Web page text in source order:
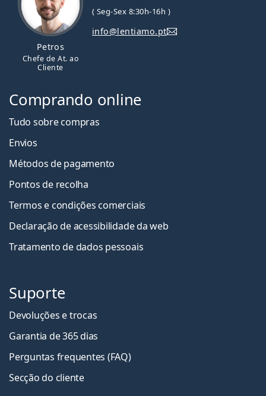
Petros
Chefe de At. ao
Cliente
( Seg-Sex 8:30h-16h )
info@lentiamo.pt
Comprando online
Tudo sobre compras
Envios
Métodos de pagamento
Pontos de recolha
Termos e condições comerciais
Declaração de acessibilidade da web
Tratamento de dados pessoais
Suporte
Devoluções e trocas
Garantia de 365 dias
Perguntas frequentes (FAQ)
Secção do cliente